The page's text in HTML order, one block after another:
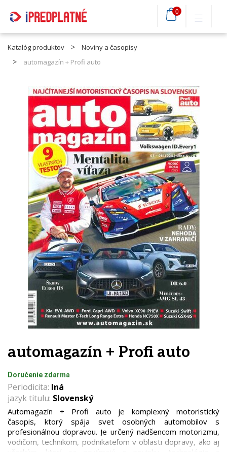
0
Katalóg produktov
Noviny a časopisy
automagazín + Profi auto
automagazín + Profi auto
Doručenie zdarma
Periodicita: Iná
jazyk titulu: Slovenský
Automagazín + Profi auto je komplexný motoristický
časopis, ktorý spája svet osobných automobilov s
profesionálnou dopravou. Je určený nadšencom motorizmu,
vodičom, technikom, podnikateľom v oblasti dopravy, ako aj
všetkým, ktorí sa zaujímajú o novinky, technológie a